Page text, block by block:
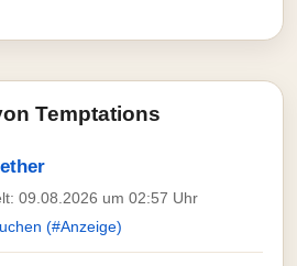
Temptations
09.08.2026 um 02:57 Uhr
(#Anzeige)